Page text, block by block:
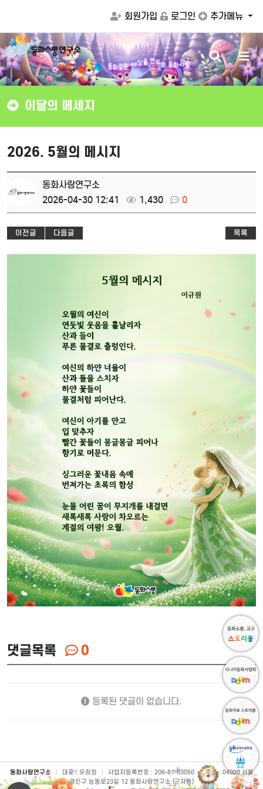
회원가입 로그인 추가메뉴
동화같은 세상을 만드는 동화사랑 검
색
버
튼
메
뉴
버
튼
이달의 메세지
2026. 5월의 메시지
동화사랑연구소
2026-04-30 12:41
1,430 0
이전글 다음글 목록
댓글목록 0
등록된 댓글이 없습니다.
동화사랑연구소 대표 : 우희정 사업자등록번호 : 206-81-53050 |
주소 : 04998 서울
광진구 능동로23길 12 동화사랑연구소 (군자동)